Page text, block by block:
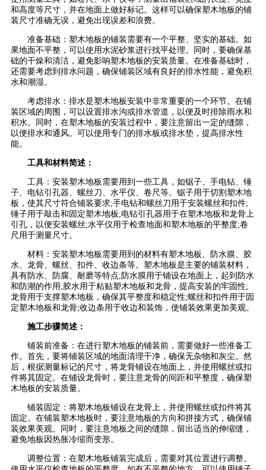
和高度等尺寸，并在地面上做好标记。这样可以确保塑木地板的铺
装尺寸准确无误，避免出现误差和浪费。
准备基础：塑木地板的铺装需要有一个平整、坚实的基础。如
果地面不平整，可以使用水泥砂浆进行找平处理。同时，要确保基
础的干燥和清洁，避免影响塑木地板的安装质量。在准备基础时，
还需要考虑到排水问题，确保铺装区域有良好的排水性能，避免积
水和潮湿。
考虑排水：排水是塑木地板安装中非常重要的一个环节。在铺
装区域的周围，可以设置排水沟或排水管道，以便及时排除雨水和
积水。同时，在塑木地板的安装过程中，要注意留出一定的缝隙，
以便排水和通风。可以使用专门的排水板或排水垫，提高排水性
能。
工具和材料简述：
工具：安装塑木地板需要用到一些工具，如锯子、手电钻、锤
子、电钻引孔器、螺丝刀、水平仪、卷尺等。锯子用于切割塑木地
板，使其尺寸符合铺装要求;手电钻和螺丝刀用于安装螺丝和扣件;
锤子用于敲击和固定塑木地板;电钻引孔器用于在塑木地板和龙骨上
引孔，以便安装螺丝;水平仪用于检查地面和塑木地板的平整度;卷
尺用于测量尺寸。
材料：安装塑木地板需要用到的材料有塑木地板、防水膜、胶
水、龙骨、螺丝、扣件、收边条等。塑木地板是主要的铺装材料，
具有防水、防腐、耐磨等特点;防水膜用于铺设在地面上，起到防水
和防潮的作用;胶水用于粘贴塑木地板和龙骨，提高安装的牢固性;
龙骨用于支撑塑木地板，确保其平整度和稳定性;螺丝和扣件用于固
定塑木地板和龙骨;收边条用于收边和装饰，使铺装效果更加美观。
施工步骤简述：
铺装前准备：在进行塑木地板的铺装前，需要做好一些准备工
作。首先，要将铺装区域的地面清理干净，确保无杂物和灰尘。然
后，根据测量标记的尺寸，将龙骨铺设在地面上，并使用螺丝或扣
件将其固定。在铺设龙骨时，要注意龙骨的间距和平整度，确保塑
木地板的安装质量。
铺装固定：将塑木地板铺设在龙骨上，并使用螺丝或扣件将其
固定。在铺装塑木地板时，要注意地板的方向和拼接方式，确保铺
装效果美观。同时，要注意地板之间的缝隙，留出适当的伸缩缝，
避免地板因热胀冷缩而变形。
调整位置：在塑木地板铺装完成后，需要对其位置进行调整。